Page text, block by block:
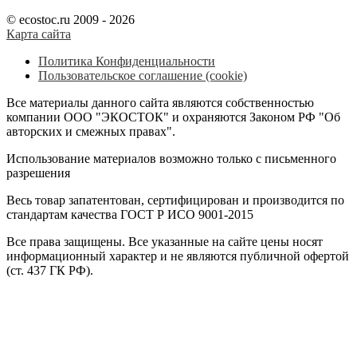
© ecostoc.ru 2009 - 2026
Карта сайта
Политика Конфиденциальности
Пользовательское соглашение (cookie)
Все материалы данного сайта являются собственностью
компании ООО "ЭКОСТОК" и охраняются Законом РФ "Об
авторских и смежных правах".
Использование материалов возможно только с письменного
разрешения
Весь товар запатентован, сертифицирован и производится по
стандартам качества ГОСТ Р ИСО 9001-2015
Все права защищены. Все указанные на сайте цены носят
информационный характер и не являются публичной офертой
(ст. 437 ГК РФ).